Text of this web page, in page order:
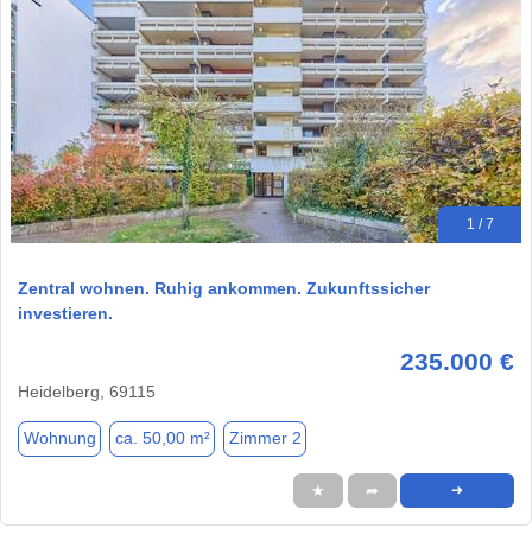
1 / 7
Zentral wohnen. Ruhig ankommen. Zukunftssicher
investieren.
235.000 €
Heidelberg, 69115
Wohnung ca. 50,00 m² Zimmer 2
★ ➦ ➜